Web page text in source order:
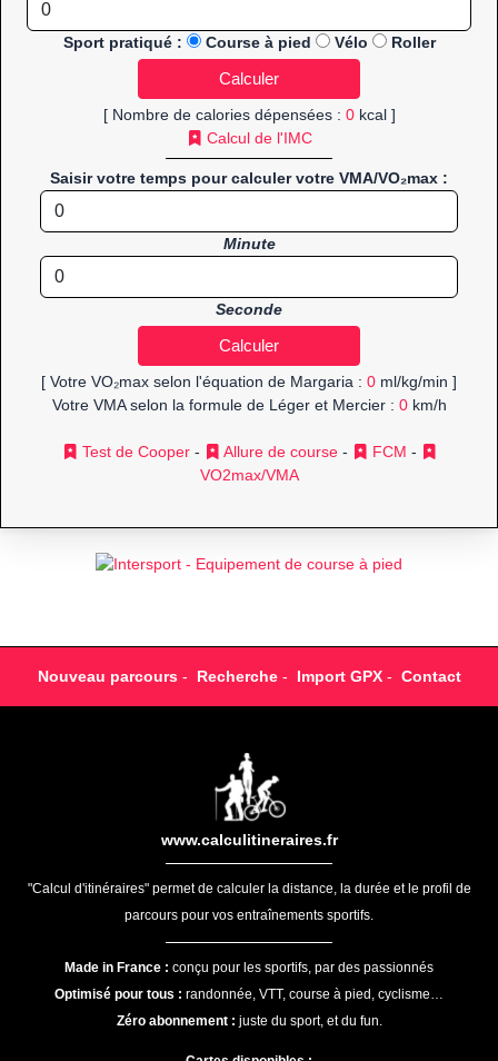
Sport pratiqué : Course à pied Vélo Roller
[ Nombre de calories dépensées : 0kcal ]
Calcul de l'IMC
Saisir votre temps pour calculer votre VMA/VO₂max :
Minute
Seconde
[ Votre VO₂max selon l'équation de Margaria : 0 ml/kg/min ]
Votre VMA selon la formule de Léger et Mercier : 0km/h
Test de Cooper- Allure de course- FCM -
VO2max/VMA
Nouveau parcours- Recherche- Import GPX- Contact
www.calculitineraires.fr
"Calcul d'itinéraires" permet de calculer la distance, la durée et le profil de
parcours pour vos entraînements sportifs.
Made in France : conçu pour les sportifs, par des passionnés
Optimisé pour tous : randonnée, VTT, course à pied, cyclisme…
Zéro abonnement : juste du sport, et du fun.